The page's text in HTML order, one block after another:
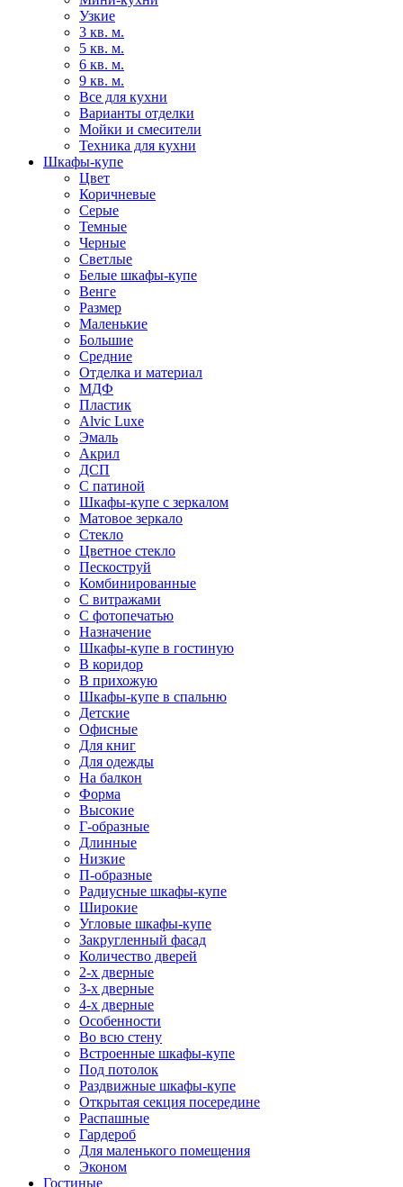
Узкие
3 кв. м.
5 кв. м.
6 кв. м.
9 кв. м.
Все для кухни
Варианты отделки
Мойки и смесители
Техника для кухни
Шкафы-купе
Цвет
Коричневые
Серые
Темные
Черные
Светлые
Белые шкафы-купе
Венге
Размер
Маленькие
Большие
Средние
Отделка и материал
МДФ
Пластик
Alvic Luxe
Эмаль
Акрил
ДСП
С патиной
Шкафы-купе с зеркалом
Матовое зеркало
Стекло
Цветное стекло
Пескоструй
Комбинированные
С витражами
С фотопечатью
Назначение
Шкафы-купе в гостиную
В коридор
В прихожую
Шкафы-купе в спальню
Детские
Офисные
Для книг
Для одежды
На балкон
Форма
Высокие
Г-образные
Длинные
Низкие
П-образные
Радиусные шкафы-купе
Широкие
Угловые шкафы-купе
Закругленный фасад
Количество дверей
2-х дверные
3-х дверные
4-х дверные
Особенности
Во всю стену
Встроенные шкафы-купе
Под потолок
Раздвижные шкафы-купе
Открытая секция посередине
Распашные
Гардероб
Для маленького помещения
Эконом
Гостиные